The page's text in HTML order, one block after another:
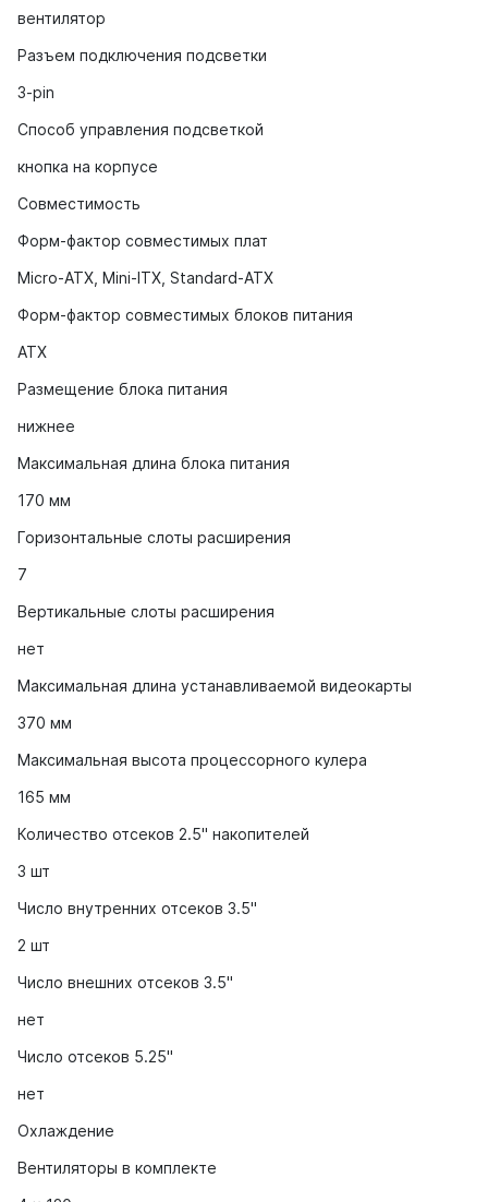
вентилятор
Разъем подключения подсветки
3-pin
Способ управления подсветкой
кнопка на корпусе
Совместимость
Форм-фактор совместимых плат
Micro-ATX, Mini-ITX, Standard-ATX
Форм-фактор совместимых блоков питания
ATX
Размещение блока питания
нижнее
Максимальная длина блока питания
170 мм
Горизонтальные слоты расширения
7
Вертикальные слоты расширения
нет
Максимальная длина устанавливаемой видеокарты
370 мм
Максимальная высота процессорного кулера
165 мм
Количество отсеков 2.5" накопителей
3 шт
Число внутренних отсеков 3.5"
2 шт
Число внешних отсеков 3.5"
нет
Число отсеков 5.25"
нет
Охлаждение
Вентиляторы в комплекте